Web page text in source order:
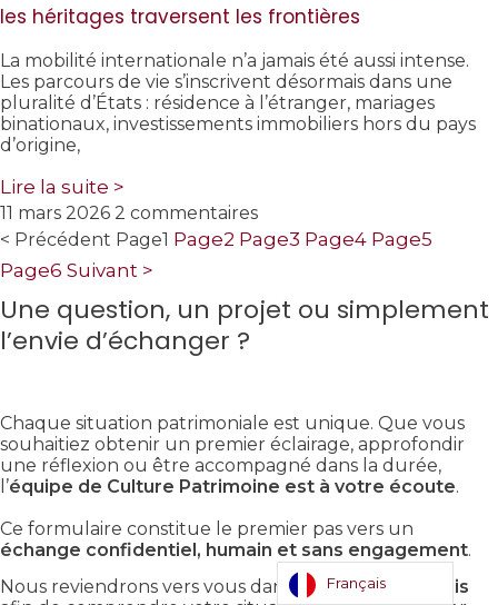
les héritages traversent les frontières
La mobilité internationale n’a jamais été aussi intense.
Les parcours de vie s’inscrivent désormais dans une
pluralité d’États : résidence à l’étranger, mariages
binationaux, investissements immobiliers hors du pays
d’origine,
Lire la suite >
11 mars 2026 2 commentaires
< Précédent Page1 Page2 Page3 Page4 Page5
Page6 Suivant >
Une question, un projet ou simplement
l’envie d’échanger ?
Chaque situation patrimoniale est unique. Que vous
souhaitiez obtenir un premier éclairage, approfondir
une réflexion ou être accompagné dans la durée,
l’équipe de Culture Patrimoine est à votre écoute.
Ce formulaire constitue le premier pas vers un
échange confidentiel, humain et sans engagement.
Nous reviendrons vers vous dans les meilleurs délais
Français